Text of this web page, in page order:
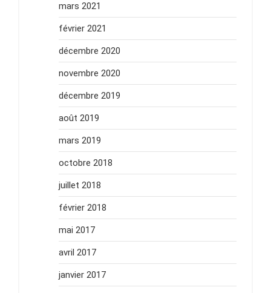
mars 2021
février 2021
décembre 2020
novembre 2020
décembre 2019
août 2019
mars 2019
octobre 2018
juillet 2018
février 2018
mai 2017
avril 2017
janvier 2017